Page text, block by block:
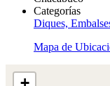
Categorías
Diques,
Mapa de